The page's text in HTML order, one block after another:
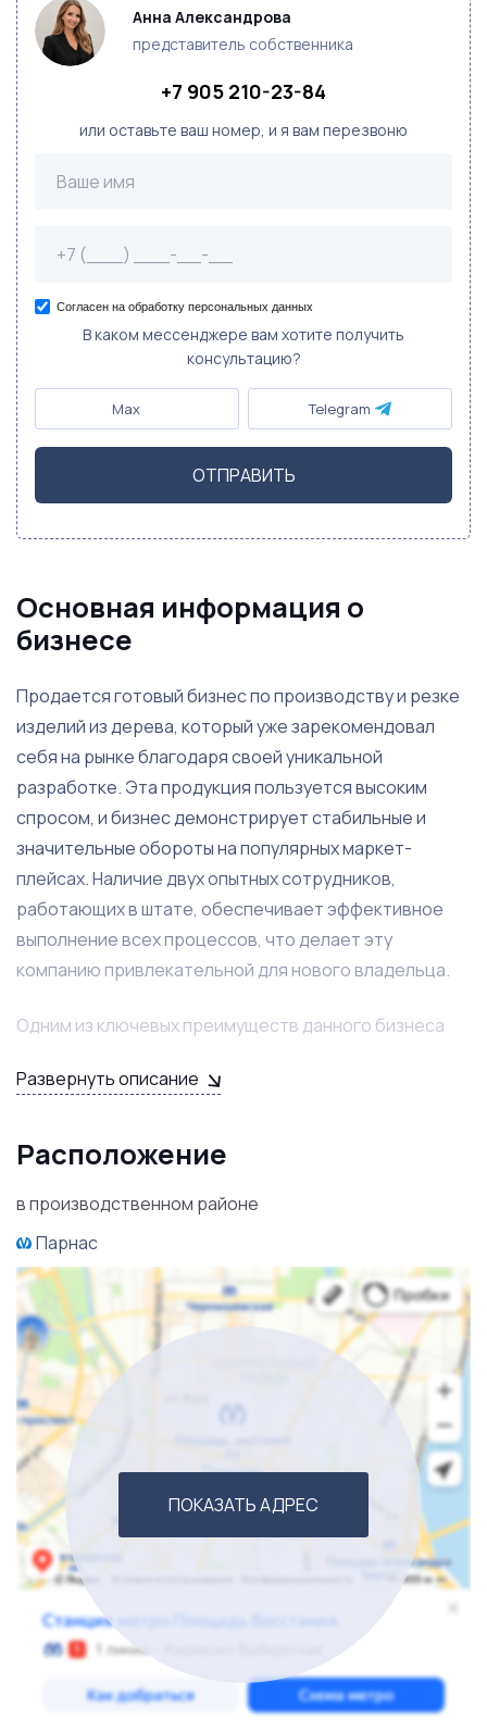
Анна Александрова
представитель собственника
+7 905 210-23-84
или оставьте ваш номер, и я вам перезвоню
Согласен на обработку персональных данных
В каком мессенджере вам хотите получить
консультацию?
Max Telegram
ОТПРАВИТЬ
Основная информация о
бизнесе
Продается готовый бизнес по производству и резке
изделий из дерева, который уже зарекомендовал
себя на рынке благодаря своей уникальной
разработке. Эта продукция пользуется высоким
спросом, и бизнес демонстрирует стабильные и
значительные обороты на популярных маркет-
плейсах. Наличие двух опытных сотрудников,
работающих в штате, обеспечивает эффективное
выполнение всех процессов, что делает эту
компанию привлекательной для нового владельца.
Одним из ключевых преимуществ данного бизнеса
владельцы смогут взять в аренду соседние
расширения ассортимента товаров. Это открывает
особенно важно в условиях растущего спроса на
качественные деревянные изделия. Наличие
уникальной разработки и признанного товара на
рынке создаёт прочную основу для дальнейшего
роста и успешной работы.
Этот бизнес станет отличной возможностью для
предпринимателей, развивающихся на рынке
производств. Он предлагает не только устоявшуюся
клиентскую базу, но и потенциальные возможности
для расширения и увеличения доходов. Не упустите
шанс стать частью успешного и развивающегося
предприятия, имеющего все ресурсы для
достижения ещё больших вершин!
Развернуть описание
Расположение
в производственном районе
Парнас
ПОКАЗАТЬ АДРЕС